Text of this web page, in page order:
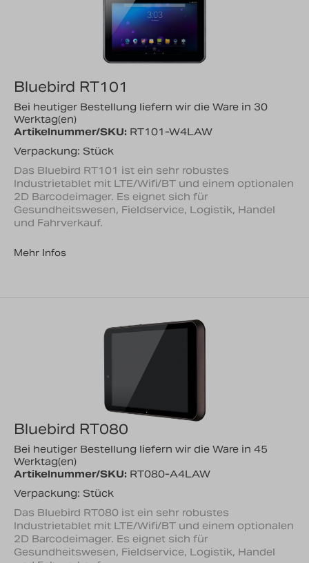
Bluebird RT101
Bei heutiger Bestellung liefern wir die Ware in 30
Werktag(en)
Artikelnummer/SKU: RT101-W4LAW
Verpackung: Stück
Das Bluebird RT101 ist ein sehr robustes
Industrietablet mit LTE/Wifi/BT und einem optionalen
2D Barcodeimager. Es eignet sich für
Gesundheitswesen, Fieldservice, Logistik, Handel
und Fahrverkauf.
Mehr Infos
Bluebird RT080
Bei heutiger Bestellung liefern wir die Ware in 45
Werktag(en)
Artikelnummer/SKU: RT080-A4LAW
Verpackung: Stück
Das Bluebird RT080 ist ein sehr robustes
Industrietablet mit LTE/Wifi/BT und einem optionalen
2D Barcodeimager. Es eignet sich für
Gesundheitswesen, Fieldservice, Logistik, Handel